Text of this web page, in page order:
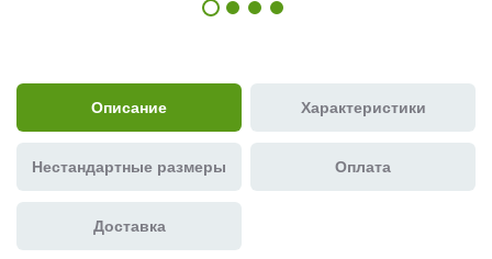
Описание Характеристики
Нестандартные размеры Оплата
Доставка